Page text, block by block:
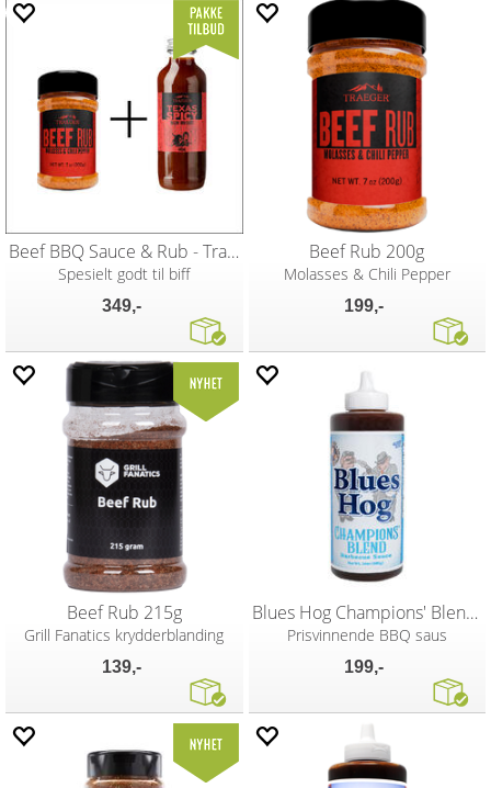
Beef BBQ Sauce & Rub - Traeger
Spesielt godt til biff
349,-
Beef Rub 200g
Molasses & Chili Pepper
199,-
Beef Rub 215g
Grill Fanatics krydderblanding
139,-
Blues Hog Champions' Blend 680g
Prisvinnende BBQ saus
199,-